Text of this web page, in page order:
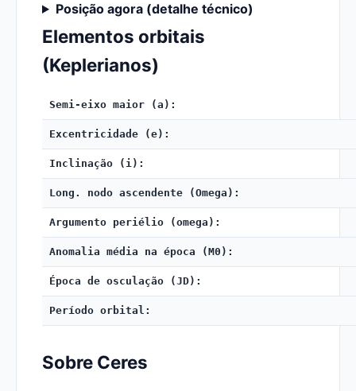
Posição agora (detalhe técnico)
Elementos orbitais
(Keplerianos)
Semi-eixo maior (a):
Excentricidade (e):
Inclinação (i):
Long. nodo ascendente (Omega):
Argumento periélio (omega):
Anomalia média na época (M0):
Época de osculação (JD):
Período orbital:
Sobre Ceres